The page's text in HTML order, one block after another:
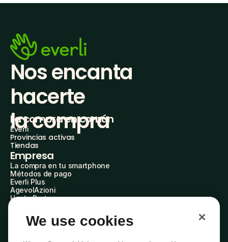
Nos encanta
hacerte
la compra
La compra en común
Everli
Provincias activas
Tiendas
Empresa
La compra en tu smartphone
Métodos de pago
Everli Plus
AgevolAzioni
Hazte Partner
Everli Shoppers
Sobre nosotros
We use cookies